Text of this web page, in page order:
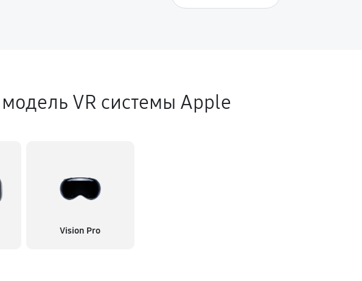
VR системы Apple
Vision Pro